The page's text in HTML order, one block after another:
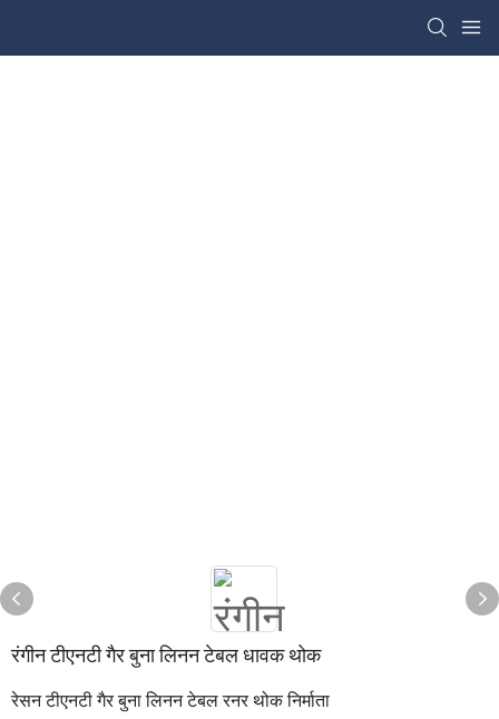
रंगीन टीएनटी गैर बुना लिनन टेबल धावक थोक
रेसन टीएनटी गैर बुना लिनन टेबल रनर थोक निर्माता